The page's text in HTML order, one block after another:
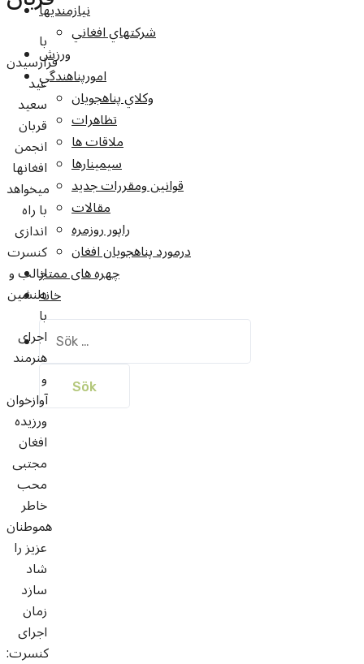
نيازمنديها
شرکتهاي افغاني
ورزش
امورپناهندگي
وکلاي پناهجويان
تظاهرات
ملاقات ها
سيمينارها
قوانين ومقررات جديد
مقالات
راپور روزمره
درمورد پناهجويان افغان
چهره های ممتاز
خانه
Sök
efter:
با
فرارسیدن
عید
سعید
قربان
انجمن
افغانها
میخواهد
با راه
اندازی
کنسرت
جالب و
دلنشین
با
اجرای
هنرمند
و
آوازخوان
ورزیده
افغان
مجتبی
محب
خاطر
هموطنان
عزیز را
شاد
سازد
زمان
اجرای
کنسرت: